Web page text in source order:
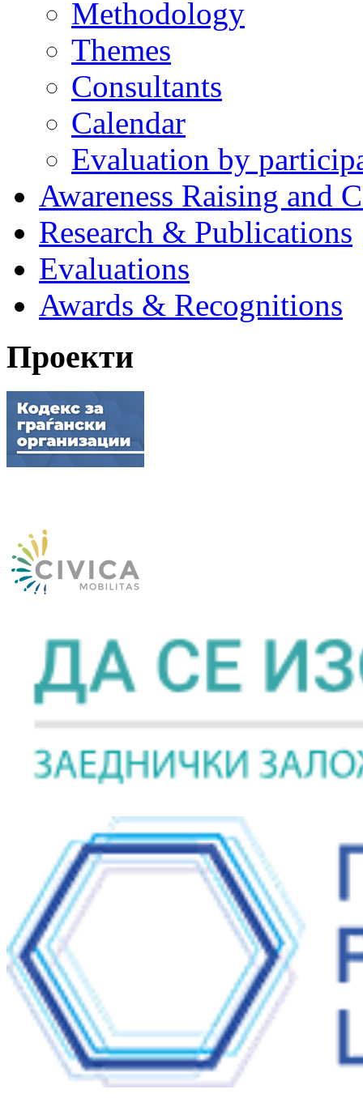
Methodology
Themes
Consultants
Calendar
Evaluation by
Awareness Raising and
Research & Publications
Evaluations
Awards & Recognitions
Проекти